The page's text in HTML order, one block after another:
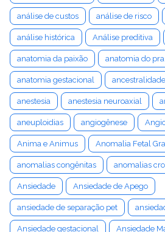
análise de custos análise de risco
análise histórica Análise preditiva
anatomia da paixão anatomia do
anatomia gestacional ancestralidade
anestesia anestesia neuroaxial
aneuploidias angiogênese
Anima e Animus Anomalia Fetal
anomalias congênitas anomalias
Ansiedade Ansiedade de Apego
ansiedade de separação pet
Ansiedade gestacional Ansiedade